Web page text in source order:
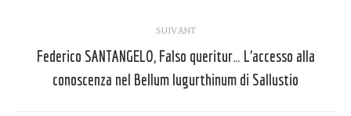
SUIVANT
Article
suivant
Federico SANTANGELO, Falso queritur… L’accesso alla
conoscenza nel Bellum Iugurthinum di Sallustio